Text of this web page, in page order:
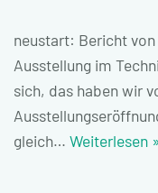
neustart: Bericht
Ausstellung im
sich, das haben wir
gleich… Weiterlesen »